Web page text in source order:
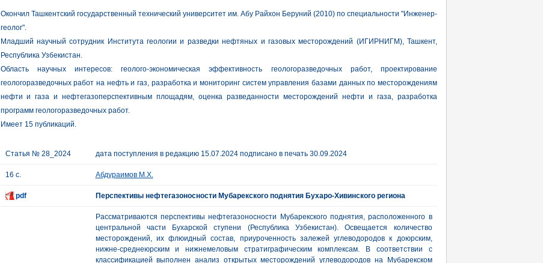
Окончил Ташкентский государственный технический университет им. Абу Райхон Беруний (2010) по специальности "Инженер-
геолог".
Младший научный сотрудник Института геологии и разведки нефтяных и газовых месторождений (ИГИРНИГМ), Ташкент,
Республика Узбекистан.
Область научных интересов: геолого-экономическая эффективность геологоразведочных работ, проектирование
геологоразведочных работ на нефть и газ, разработка и мониторинг систем управления базами данных по месторождениям
нефти и газа и нефтегазоперспективным площадям, оценка разведанности месторождений нефти и газа, разработка
программ геологоразведочных работ.
Имеет 15 публикаций.
Статья № 28_2024 дата поступления в редакцию 15.07.2024 подписано в печать 30.09.2024
16 с. Абдураимов М.Х.
pdf Перспективы нефтегазоносности Мубарекского поднятия Бухаро-Хивинского региона
Рассматриваются перспективы нефтегазоносности Мубарекского поднятия, расположенного в
центральной части Бухарской ступени (Республика Узбекистан). Освещается количество
месторождений, их флюидный состав, приуроченность залежей углеводородов к доюрским,
нижне-среднеюрским и нижнемеловым стратиграфическим комплексам. В соответствии с
классификацией выполнен анализ открытых месторождений углеводородов на Мубарекском